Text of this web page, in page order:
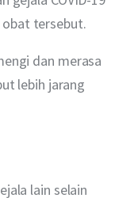
tersebut.
dan merasa
lebih jarang
lain selain